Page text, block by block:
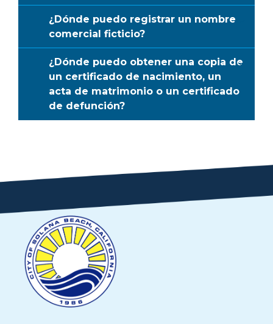
¿Dónde puedo registrar un nombre
comercial ficticio?
¿Dónde puedo obtener una copia de
un certificado de nacimiento, un
acta de matrimonio o un certificado
de defunción?